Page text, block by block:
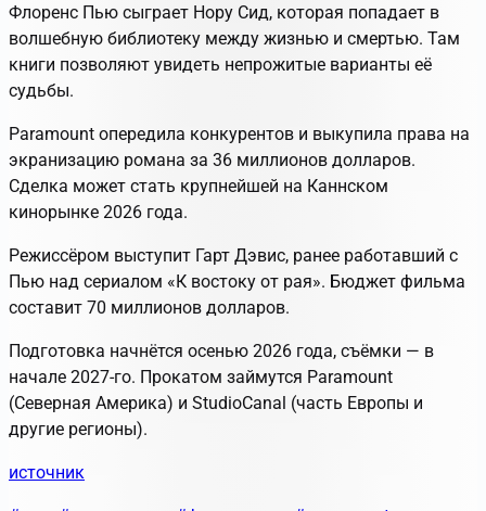
Флоренс Пью сыграет Нору Сид, которая попадает в
волшебную библиотеку между жизнью и смертью. Там
книги позволяют увидеть непрожитые варианты её
судьбы.
Paramount опередила конкурентов и выкупила права на
экранизацию романа за 36 миллионов долларов.
Сделка может стать крупнейшей на Каннском
кинорынке 2026 года.
Режиссёром выступит Гарт Дэвис, ранее работавший с
Пью над сериалом «К востоку от рая». Бюджет фильма
составит 70 миллионов долларов.
Подготовка начнётся осенью 2026 года, съёмки — в
начале 2027-го. Прокатом займутся Paramount
(Северная Америка) и StudioCanal (часть Европы и
другие регионы).
источник